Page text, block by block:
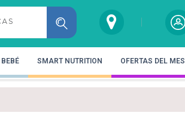
SMART NUTRITION OFERTAS DEL MES